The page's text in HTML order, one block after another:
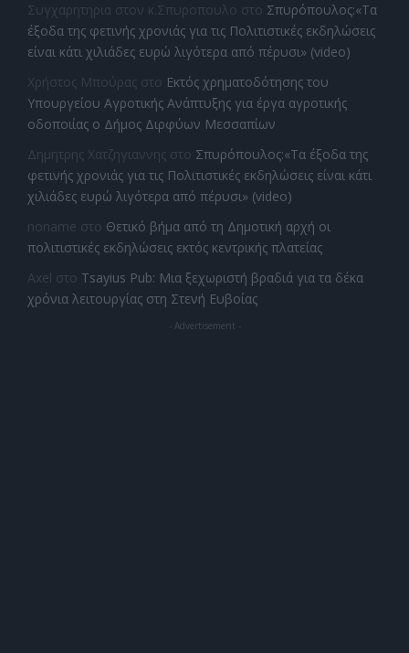
Συγχαρητηρια στον κ.Σπυροπουλο στο Σπυρόπουλος:«Τα
έξοδα της φετινής χρονιάς για τις Πολιτιστικές εκδηλώσεις
είναι κάτι χιλιάδες ευρώ λιγότερα από πέρυσι» (video)
Χρήστος Μπούρας στο Εκτός χρηματοδότησης του
Υπουργείου Αγροτικής Ανάπτυξης για έργα αγροτικής
οδοποιίας ο Δήμος Διρφύων Μεσσαπίων
Δημητρης Χατζηγιαννης στο Σπυρόπουλος:«Τα έξοδα της
φετινής χρονιάς για τις Πολιτιστικές εκδηλώσεις είναι κάτι
χιλιάδες ευρώ λιγότερα από πέρυσι» (video)
noname στο Θετικό βήμα από τη Δημοτική αρχή οι
πολιτιστικές εκδηλώσεις εκτός κεντρικής πλατείας
Axel στο Tsayius Pub: Μια ξεχωριστή βραδιά για τα δέκα
χρόνια λειτουργίας στη Στενή Ευβοίας
- Advertisement -